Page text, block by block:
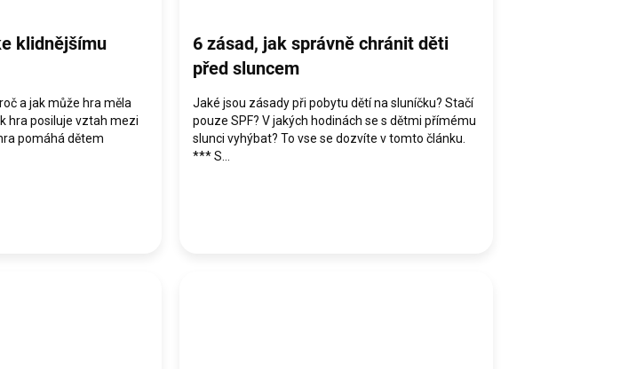
klidnějšímu
a jak může hra měla
hra posiluje vztah mezi
pomáhá dětem
6 zásad, jak správně chránit děti
před sluncem
Jaké jsou zásady při pobytu dětí na sluníčku? Stačí
pouze SPF? V jakých hodinách se s dětmi přímému
slunci vyhýbat? To vse se dozvíte v tomto článku.
*** S...